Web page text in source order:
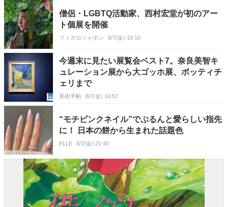
僧侶・LGBTQ活動家、西村宏堂が初のアー
ト個展を開催
フィガロジャポン 8/7(金) 16:10
今週末に見たい展覧会ベスト7。奈良美智キ
ュレーション展から大ゴッホ展、ボッティチ
ェリまで
美術手帖 8/7(金) 10:57
“モチピンクネイル”でぷるんと愛らしい指先
に！ 日本の餅から生まれた話題色
ELLE 8/7(金) 21:40